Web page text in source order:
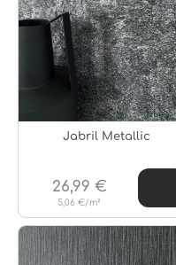
Jabril Metallic
5,06 €/m²
26,99 €